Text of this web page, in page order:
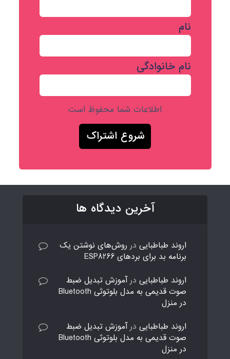
نام
نام خانوادگی
اطلاعات شما محفوظ است
آخرین دیدگاه ها
اروند طباطبایی در روش‌های نوشتن یک
برنامه بد برای بردهای ESP8266
اروند طباطبایی درآموزش تبدیل ضبط
صوت قدیمی به مدل بلوتوثی Bluetooth
در منزل
اروند طباطبایی درآموزش تبدیل ضبط
صوت قدیمی به مدل بلوتوثی Bluetooth
در منزل